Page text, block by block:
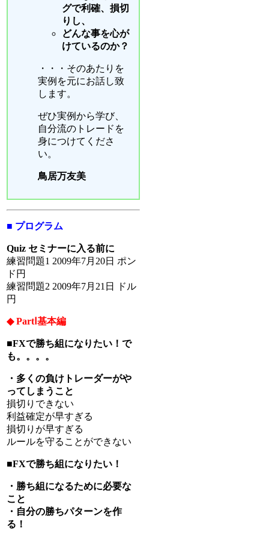
グで利確、損切
りし、
どんな事を心が
けているのか？
・・・そのあたりを
実例を元にお話し致
します。
ぜひ実例から学び、
自分流のトレードを
身につけてくださ
い。
鳥居万友美
■ プログラム
Quiz セミナーに入る前に
練習問題1 2009年7月20日 ポン
ド円
練習問題2 2009年7月21日 ドル
円
◆ PartⅠ基本編
■FXで勝ち組になりたい！で
も。。。。
・多くの負けトレーダーがや
ってしまうこと
損切りできない
利益確定が早すぎる
損切りが早すぎる
ルールを守ることができない
■FXで勝ち組になりたい！
・勝ち組になるために必要な
こと
・自分の勝ちパターンを作
る！